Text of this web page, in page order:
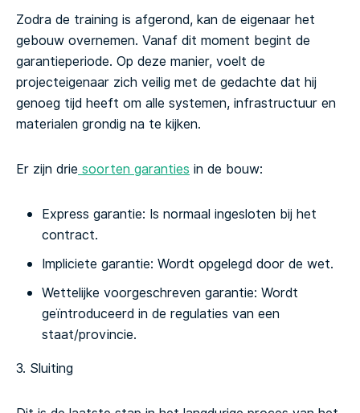
Zodra de training is afgerond, kan de eigenaar het
gebouw overnemen. Vanaf dit moment begint de
garantieperiode. Op deze manier, voelt de
projecteigenaar zich veilig met de gedachte dat hij
genoeg tijd heeft om alle systemen, infrastructuur en
materialen grondig na te kijken.
Er zijn drie soorten garanties in de bouw:
Express garantie: Is normaal ingesloten bij het
contract.
Impliciete garantie: Wordt opgelegd door de wet.
Wettelijke voorgeschreven garantie: Wordt
geïntroduceerd in de regulaties van een
staat/provincie.
3. Sluiting